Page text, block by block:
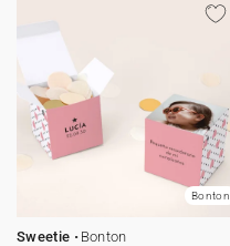
Bonton
Sweetie
Bonton